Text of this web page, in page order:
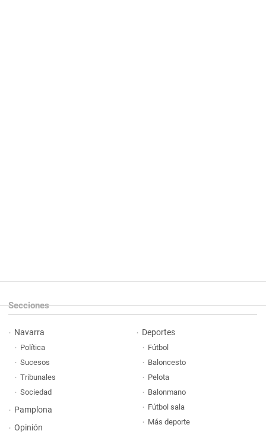
Secciones
Navarra
Política
Sucesos
Tribunales
Sociedad
Pamplona
Opinión
Deportes
Fútbol
Baloncesto
Pelota
Balonmano
Fútbol sala
Más deporte